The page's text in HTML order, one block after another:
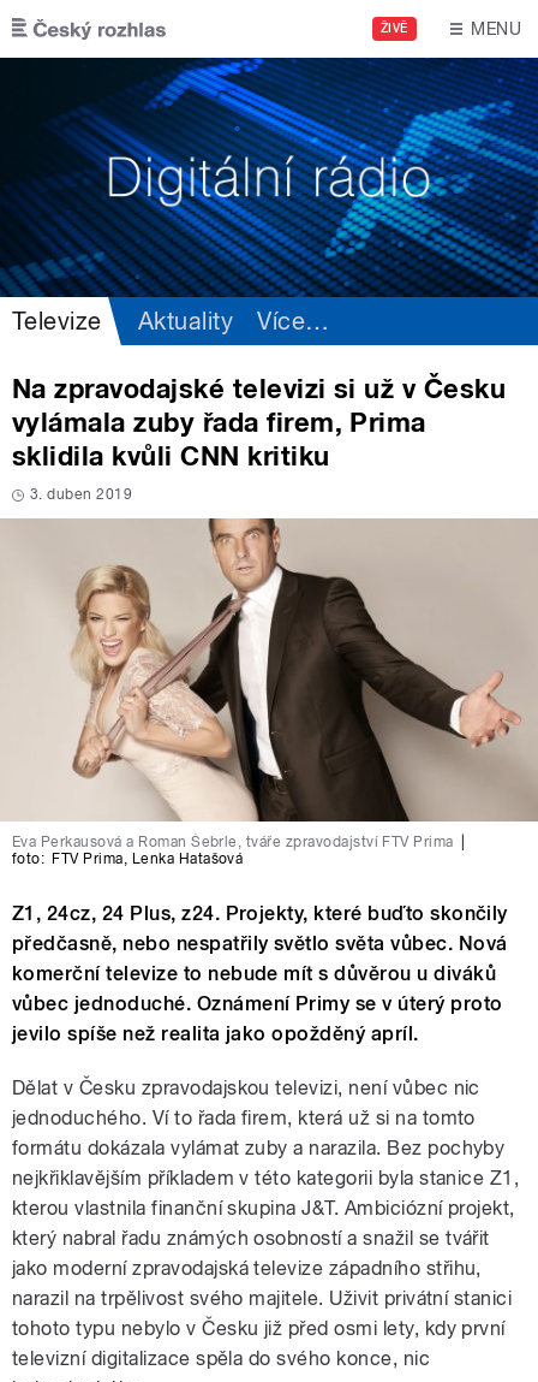
Přejít k hlavnímu obsahu
ŽIVĚ MENU
Televize Aktuality Více…
Na zpravodajské televizi si už v Česku
vylámala zuby řada firem, Prima
sklidila kvůli CNN kritiku
3. duben 2019
Eva Perkausová a Roman Šebrle, tváře zpravodajství FTV Prima
foto: FTV Prima, Lenka Hatašová
Z1, 24cz, 24 Plus, z24. Projekty, které buďto skončily
předčasně, nebo nespatřily světlo světa vůbec. Nová
komerční televize to nebude mít s důvěrou u diváků
vůbec jednoduché. Oznámení Primy se v úterý proto
jevilo spíše než realita jako opožděný apríl.
Dělat v Česku zpravodajskou televizi, není vůbec nic
jednoduchého. Ví to řada firem, která už si na tomto
formátu dokázala vylámat zuby a narazila. Bez pochyby
nejkřiklavějším příkladem v této kategorii byla stanice Z1,
kterou vlastnila finanční skupina J&T. Ambiciózní projekt,
který nabral řadu známých osobností a snažil se tvářit
jako moderní zpravodajská televize západního střihu,
narazil na trpělivost svého majitele. Uživit privátní stanici
tohoto typu nebylo v Česku již před osmi lety, kdy první
televizní digitalizace spěla do svého konce, nic